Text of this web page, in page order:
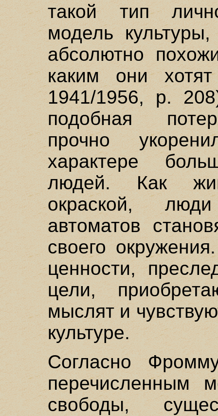
такой тип
модель
абсолютно
каким они
1941/1956, р.
подобная
прочно
характере
людей. Как
окраской,
автоматов
своего
ценности,
цели,
мыслят и
культуре.
Согласно
перечисленным
свободы,